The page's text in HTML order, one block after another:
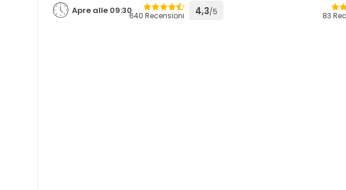
Apre alle 09:30640 Recensioni 4,3/5 83